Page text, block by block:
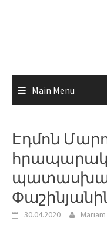
Main Menu
Էդմոն
պատասխան
30.04.2020 Mariam